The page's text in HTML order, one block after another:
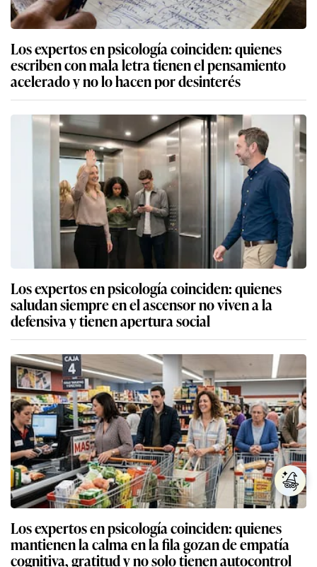
Los expertos en psicología coinciden: quienes
escriben con mala letra tienen el pensamiento
acelerado y no lo hacen por desinterés
Los expertos en psicología coinciden: quienes
saludan siempre en el ascensor no viven a la
defensiva y tienen apertura social
Los expertos en psicología coinciden: quienes
mantienen la calma en la fila gozan de empatía
cognitiva, gratitud y no solo tienen autocontrol